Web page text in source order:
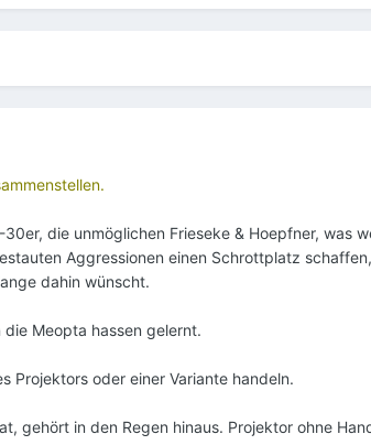
die unmöglichen Frieseke & Hoepfner, was
Aggressionen einen Schrottplatz
dahin wünscht.
Meopta hassen gelernt.
Projektors oder einer Variante handeln.
gehört in den Regen hinaus. Projektor ohne